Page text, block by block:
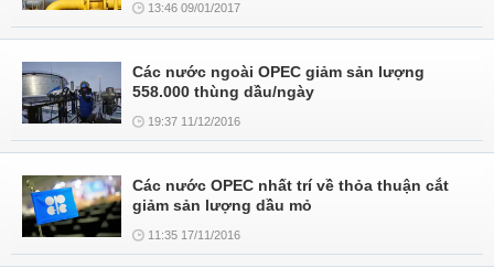
13:46 09/01/2017
Các nước ngoài OPEC giảm sản lượng
558.000 thùng dầu/ngày
19:37 11/12/2016
Các nước OPEC nhất trí về thỏa thuận cắt
giảm sản lượng dầu mỏ
11:35 17/11/2016